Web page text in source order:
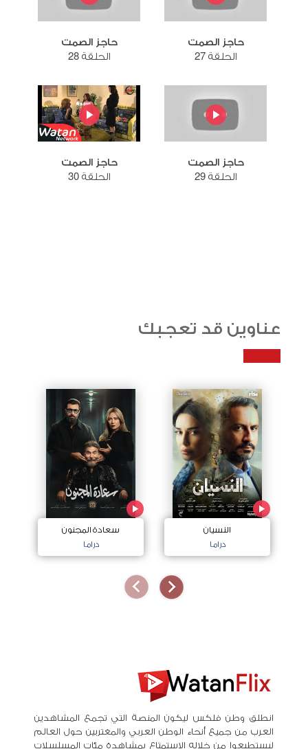
حاجز الصمت
الحلقة 27
حاجز الصمت
الحلقة 28
حاجز الصمت
الحلقة 29
حاجز الصمت
الحلقة 30
عناوين قد تعجبك
النسيان
دراما
سعادة المجنون
دراما
انطلق وطن فلكس ليكون المنصة التي تجمع المشاهدين
العرب من جميع أنحاء الوطن العربي والمغتربين حول العالم
ليستطيعوا من خلاله الاستمتاع بمشاهدة مئات المسلسلات